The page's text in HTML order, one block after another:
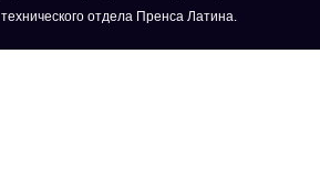
технического отдела Пренса Латина.